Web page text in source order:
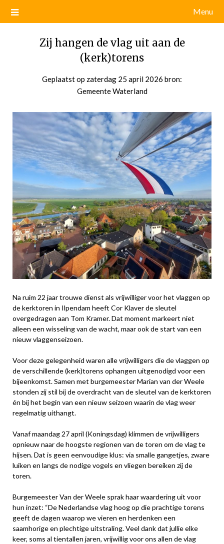
Menu
Zij hangen de vlag uit aan de
(kerk)torens
Geplaatst op zaterdag 25 april 2026 door
bron:
Gemeente Waterland
Na ruim 22 jaar trouwe dienst als vrijwilliger voor het vlaggen op
de kerktoren in Ilpendam heeft Cor Klaver de sleutel
overgedragen aan Tom Kramer. Dat moment markeert niet
alleen een wisseling van de wacht, maar ook de start van een
nieuw vlaggenseizoen.
Voor deze gelegenheid waren alle vrijwilligers die de vlaggen op
de verschillende (kerk)torens ophangen uitgenodigd voor een
bijeenkomst. Samen met burgemeester Marian van der Weele
stonden zij stil bij de overdracht van de sleutel van de kerktoren
én bij het begin van een nieuw seizoen waarin de vlag weer
regelmatig uithangt.
Vanaf maandag 27 april (Koningsdag) klimmen de vrijwilligers
opnieuw naar de hoogste regionen van de toren om de vlag te
hijsen. Dat is geen eenvoudige klus: via smalle gangetjes, zware
luiken en langs de nodige vogels en vliegen bereiken zij de
toren.
Burgemeester Van der Weele sprak haar waardering uit voor
hun inzet: “De Nederlandse vlag hoog op die prachtige torens
geeft de dagen waarop we vieren en herdenken een
saamhorige en plechtige uitstraling. Veel dank dat jullie elke
keer, soms al tientallen jaren, vrijwillig voor ons allen de vlag